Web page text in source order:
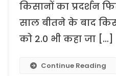
किसानों का प्रदर्शन
साल बीतने के बाद
को 2.0 भी कहा जा […]
Continue Reading